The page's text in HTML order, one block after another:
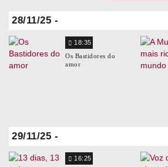
28/11/25 -
18:35
Os Bastidores do
amor
29/11/25 -
16:25